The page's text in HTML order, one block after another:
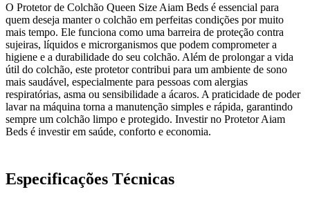
O Protetor de Colchão Queen Size Aiam Beds é essencial para
quem deseja manter o colchão em perfeitas condições por muito
mais tempo. Ele funciona como uma barreira de proteção contra
sujeiras, líquidos e microrganismos que podem comprometer a
higiene e a durabilidade do seu colchão. Além de prolongar a vida
útil do colchão, este protetor contribui para um ambiente de sono
mais saudável, especialmente para pessoas com alergias
respiratórias, asma ou sensibilidade a ácaros. A praticidade de poder
lavar na máquina torna a manutenção simples e rápida, garantindo
sempre um colchão limpo e protegido. Investir no Protetor Aiam
Beds é investir em saúde, conforto e economia.
Especificações Técnicas